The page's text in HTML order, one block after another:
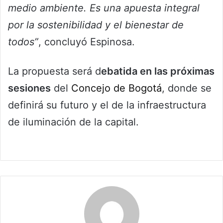
medio ambiente. Es una apuesta integral
por la sostenibilidad y el bienestar de
todos”, concluyó Espinosa.
La propuesta será debatida en las próximas
sesiones del Concejo de Bogotá, donde se
definirá su futuro y el de la infraestructura
de iluminación de la capital.